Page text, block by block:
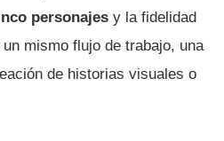
personajes y la fidelidad
mismo flujo de trabajo, una
de historias visuales o